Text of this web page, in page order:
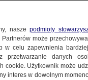
naszepodmioty
Partnerów może
w celu zapewnienia
przetwarzanie danych
cookie. Użytkownik może
interes w dowolnym